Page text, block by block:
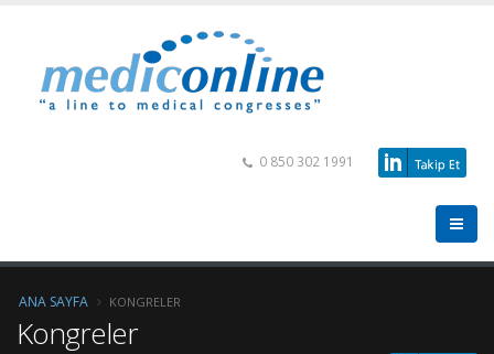
0 850 302 1991
ANA SAYFA KONGRELER
Kongreler